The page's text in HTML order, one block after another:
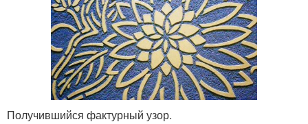
Получившийся фактурный узор.